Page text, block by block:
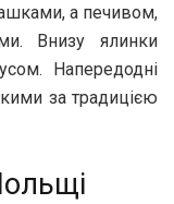
а печивом,
Внизу ялинки
Напередодні
за традицією